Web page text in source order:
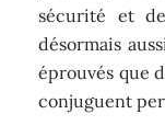
sécurité et
désormais
éprouvés que
conjuguent